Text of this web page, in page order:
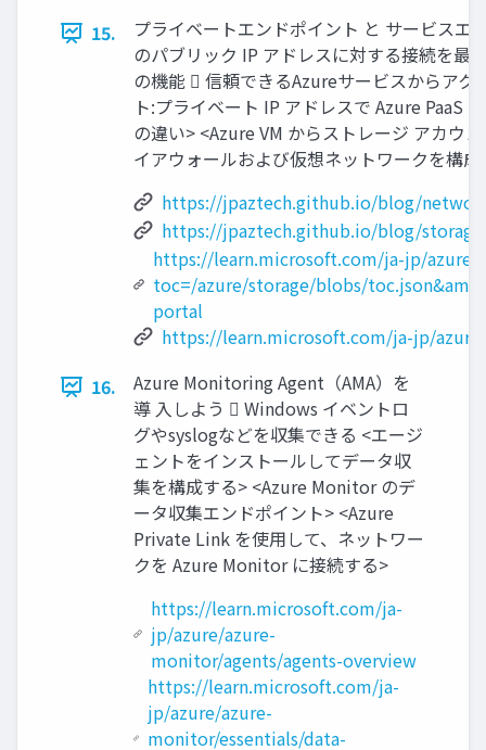
15.
プライベートエンドポイント と サービスエ
のパブリック IP アドレスに対する接続を最
の機能  信頼できるAzureサービスからア
ト:プライベート IP アドレスで Azure PaaS
の違い> <Azure VM からストレージ アカウ
イアウォールおよび仮想ネットワークを構
https://jpaztech.github.io/blog/
https://jpaztech.github.io/blog/
https://learn.microsoft.com/ja-jp/
toc=/azure/storage/blobs/
portal
https://learn.microsoft.com/ja-jp/
16.
Azure Monitoring Agent（AMA）を
導 入しよう  Windows イベントロ
グやsyslogなどを収集できる <エージ
ェントをインストールしてデータ収
集を構成する> <Azure Monitor のデ
ータ収集エンドポイント> <Azure
Private Link を使用して、ネットワー
クを Azure Monitor に接続する>
https://learn.microsoft.com/ja-
jp/azure/azure-
monitor/agents/agents-overview
https://learn.microsoft.com/ja-
jp/azure/azure-
monitor/essentials/data-